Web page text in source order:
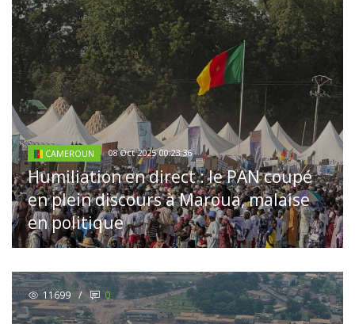
CAMEROUN 08 Oct 2025 00:23:36
Humiliation en direct : le PAN coupé
en plein discours à Maroua, malaise
en politique
11699 / 0